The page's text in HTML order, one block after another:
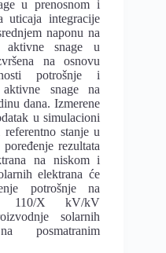
u prenosnom i
uticaja integracije
naponu na
aktivne snage u
na osnovu
potrošnje i
snage na
dana. Izmerene
u simulacioni
stanje u
rezultata
na niskom i
elektrana će
potrošnje na
110/X kV/kV
solarnih
posmatranim